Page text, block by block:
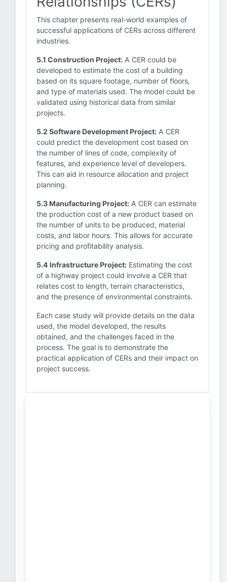
This chapter presents real-world examples of
successful applications of CERs across different
industries.
5.1 Construction Project: A CER could be
developed to estimate the cost of a building
based on its square footage, number of floors,
and type of materials used. The model could be
validated using historical data from similar
projects.
5.2 Software Development Project: A CER
could predict the development cost based on
the number of lines of code, complexity of
features, and experience level of developers.
This can aid in resource allocation and project
planning.
5.3 Manufacturing Project: A CER can estimate
the production cost of a new product based on
the number of units to be produced, material
costs, and labor hours. This allows for accurate
pricing and profitability analysis.
5.4 Infrastructure Project: Estimating the cost
of a highway project could involve a CER that
relates cost to length, terrain characteristics,
and the presence of environmental constraints.
Each case study will provide details on the data
used, the model developed, the results
obtained, and the challenges faced in the
process. The goal is to demonstrate the
practical application of CERs and their impact on
project success.